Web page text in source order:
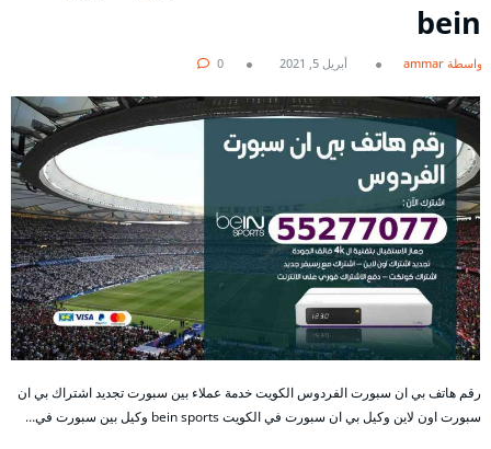
bein
بواسطة ammar أبريل 5, 2021 0
رقم هاتف بي ان سبورت الفردوس الكويت خدمة عملاء بين سبورت تجديد اشتراك بي ان
سبورت اون لاين وكيل بي ان سبورت في الكويت bein sports وكيل بين سبورت في…